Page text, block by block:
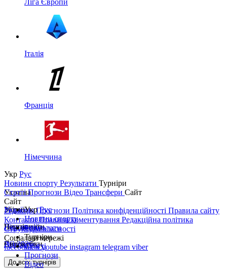
Ліга Європи
Італія
Франція
Німеччина
Укр Рус
Новини спорту Результати Турніри
Україна
Україна
Перша ліга
Друга ліга
Кубок України
Збірні
Ліга націй
ЧС 2026
Чемпіонати
Англія
Іспанія
Єврокубки
Ліга чемпіонів
До всіх турнірів
СтаттіПрогнози Відео Трансфери Сайт
Сайт
РедакціяПрогнози Політика конфіденційності Правила сайту
КонтактиПравила коментування Редакційна політика
Структура власності
Соціальні мережі
facebookxyoutube instagram telegram viber
УкрРус
Новини спорту
Результати
Турніри
Статті
Прогнози
Відео